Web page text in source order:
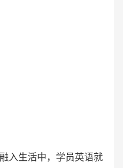
入生活中，学员英语就